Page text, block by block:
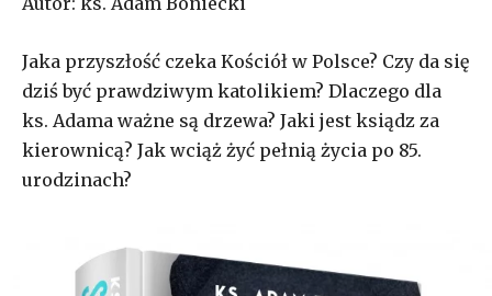
Jaka przyszłość czeka Kościół w Polsce? Czy da się
dziś być prawdziwym katolikiem? Dlaczego dla
ks. Adama ważne są drzewa? Jaki jest ksiądz za
kierownicą? Jak wciąż żyć pełnią życia po 85.
urodzinach?